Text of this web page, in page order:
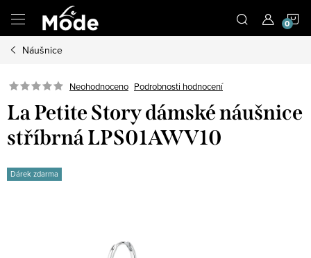
obsah
Náušnice
Neohodnoceno Podrobnosti hodnocení
La Petite Story dámské náušnice
stříbrná LPS01AWV10
Dárek zdarma